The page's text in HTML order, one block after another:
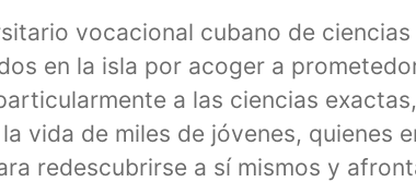
vocacional cubano de
en la isla por acoger a
a las ciencias
vida de miles de jóvenes, quienes
redescubrirse a sí mismos y